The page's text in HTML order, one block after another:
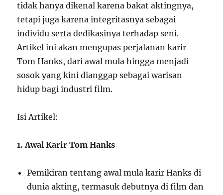
tidak hanya dikenal karena bakat aktingnya,
tetapi juga karena integritasnya sebagai
individu serta dedikasinya terhadap seni.
Artikel ini akan mengupas perjalanan karir
Tom Hanks, dari awal mula hingga menjadi
sosok yang kini dianggap sebagai warisan
hidup bagi industri film.
Isi Artikel:
1. Awal Karir Tom Hanks
Pemikiran tentang awal mula karir Hanks di
dunia akting, termasuk debutnya di film dan